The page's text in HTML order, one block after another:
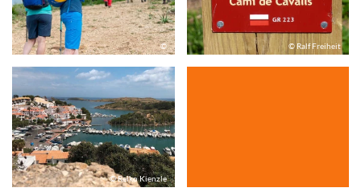
© © Ralf Freiheit
© Reiko Kienzle